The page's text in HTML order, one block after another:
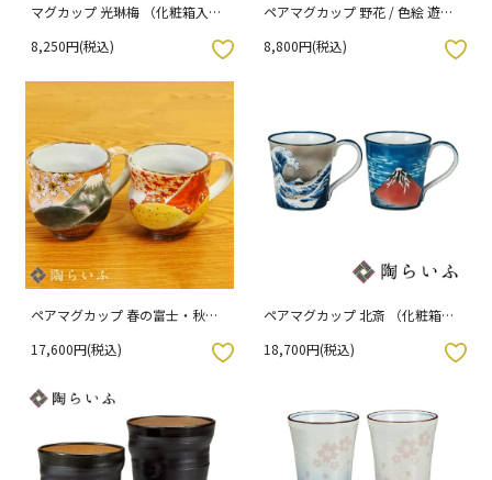
マグカップ 光琳梅 （化粧箱入
8,250円(税込)
ペアマグカップ 野花 / 色絵 遊
8,800円(税込)
お気に入りボタン
ペアマグカップ 春の富士・秋の
17,600円(税込)
ペアマグカップ 北斎 （化粧箱入
18,700円(税込)
お気に入りボタン